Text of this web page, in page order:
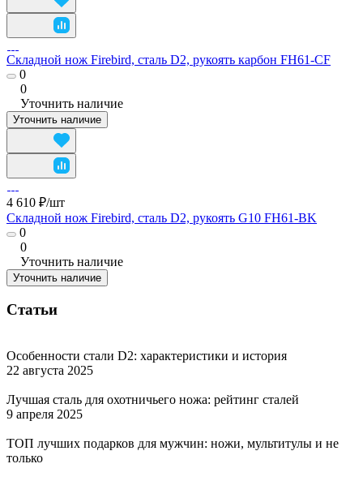
Складной нож Firebird, сталь D2, рукоять карбон FH61-CF
0
0
Уточнить наличие
Уточнить наличие
4 610 ₽/шт
Складной нож Firebird, сталь D2, рукоять G10 FH61-BK
0
0
Уточнить наличие
Уточнить наличие
Статьи
Особенности стали D2: характеристики и история
22 августа 2025
Лучшая сталь для охотничьего ножа: рейтинг сталей
9 апреля 2025
ТОП лучших подарков для мужчин: ножи, мультитулы и не
только